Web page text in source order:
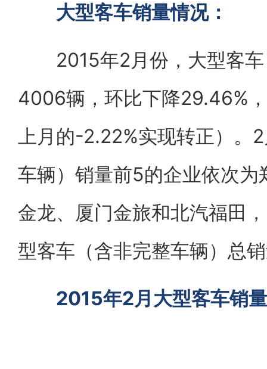
大型客车销量情况：
2015年2月份，大型客车
4006辆，环比下降29.46%
上月的-2.22%实现转正）。
车辆）销量前5的企业依次
金龙、厦门金旅和北汽福田
型客车（含非完整车辆）总
2015年2月大型客车销